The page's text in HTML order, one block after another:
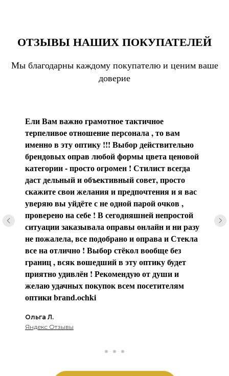
ОТЗЫВЫ НАШИХ ПОКУПАТЕЛЕЙ
Мы благодарны каждому покупателю и ценим ваше
доверие
Ели Вам важно грамотное тактичное
терпеливое отношение персонала , то вам
именно в эту оптику !!! Выбор действительно
брендовых оправ любой формы цвета ценовой
категории - просто огромен ! Стилист всегда
даст дельный и объективный совет, просто
скажите свои желания и предпочтения и я вас
уверяю вы уйдёте с не одной парой очков ,
проверено на себе ! В сегодняшней непростой
ситуации заказывала оправы онлайн и ни разу
не пожалела, все подобрано и оправа и Стекла
все на отлично ! Выбор стёкол вообще без
границ , всяк вошедший в эту оптику будет
приятно удивлён ! Рекомендую от души и
желаю удачных покупок всем посетителям
оптики brаnd.ochki
Ольга Л.
Яндекс Отзывы